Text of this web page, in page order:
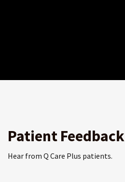
Patient Feedback
Hear from Q Care Plus patients.